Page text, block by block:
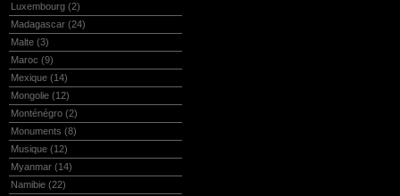
Luxembourg (2)
Madagascar (24)
Malte (3)
Maroc (9)
Mexique (14)
Mongolie (12)
Monténégro (2)
Monuments (8)
Musique (12)
Myanmar (14)
Namibie (22)